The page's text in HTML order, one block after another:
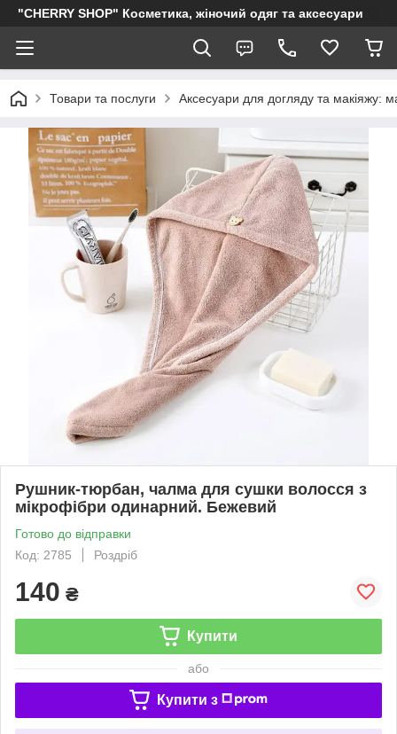
"CHERRY SHOP" Косметика, жіночий одяг та аксесуари
Товари та послуги Аксесуари для догляду та макіяжу:
Рушник-тюрбан, чалма для сушки волосся з
мікрофібри одинарний. Бежевий
Готово до відправки
Код: 2785
Роздріб
140 ₴
Купити
або
Купити з